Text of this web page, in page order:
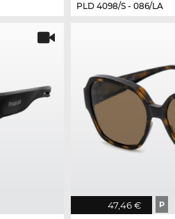
PLD 4098/S - 086/LA
47,46 € P